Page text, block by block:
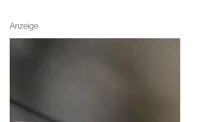
Anzeige